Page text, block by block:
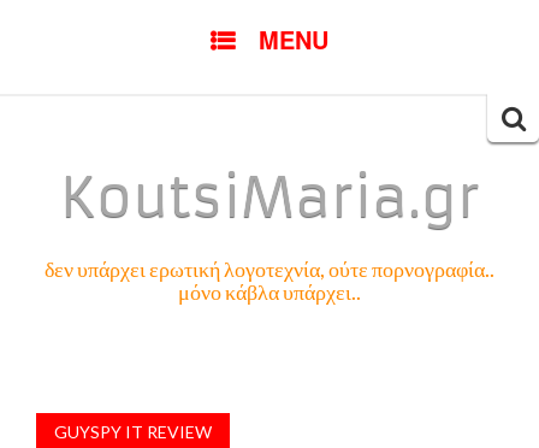
MENU
KoutsiMaria.gr
δεν υπάρχει ερωτική λογοτεχνία, ούτε πορνογραφία..
μόνο κάβλα υπάρχει..
GUYSPY IT REVIEW